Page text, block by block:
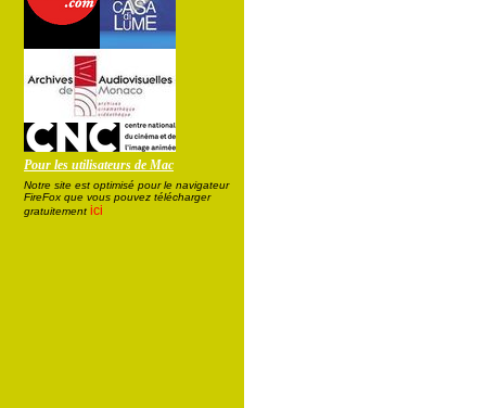
Pour les utilisateurs de Mac
Notre site est optimisé pour le navigateur
FireFox que vous pouvez télécharger
gratuitement ici